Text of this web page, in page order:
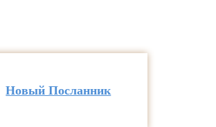
Новый Посланник